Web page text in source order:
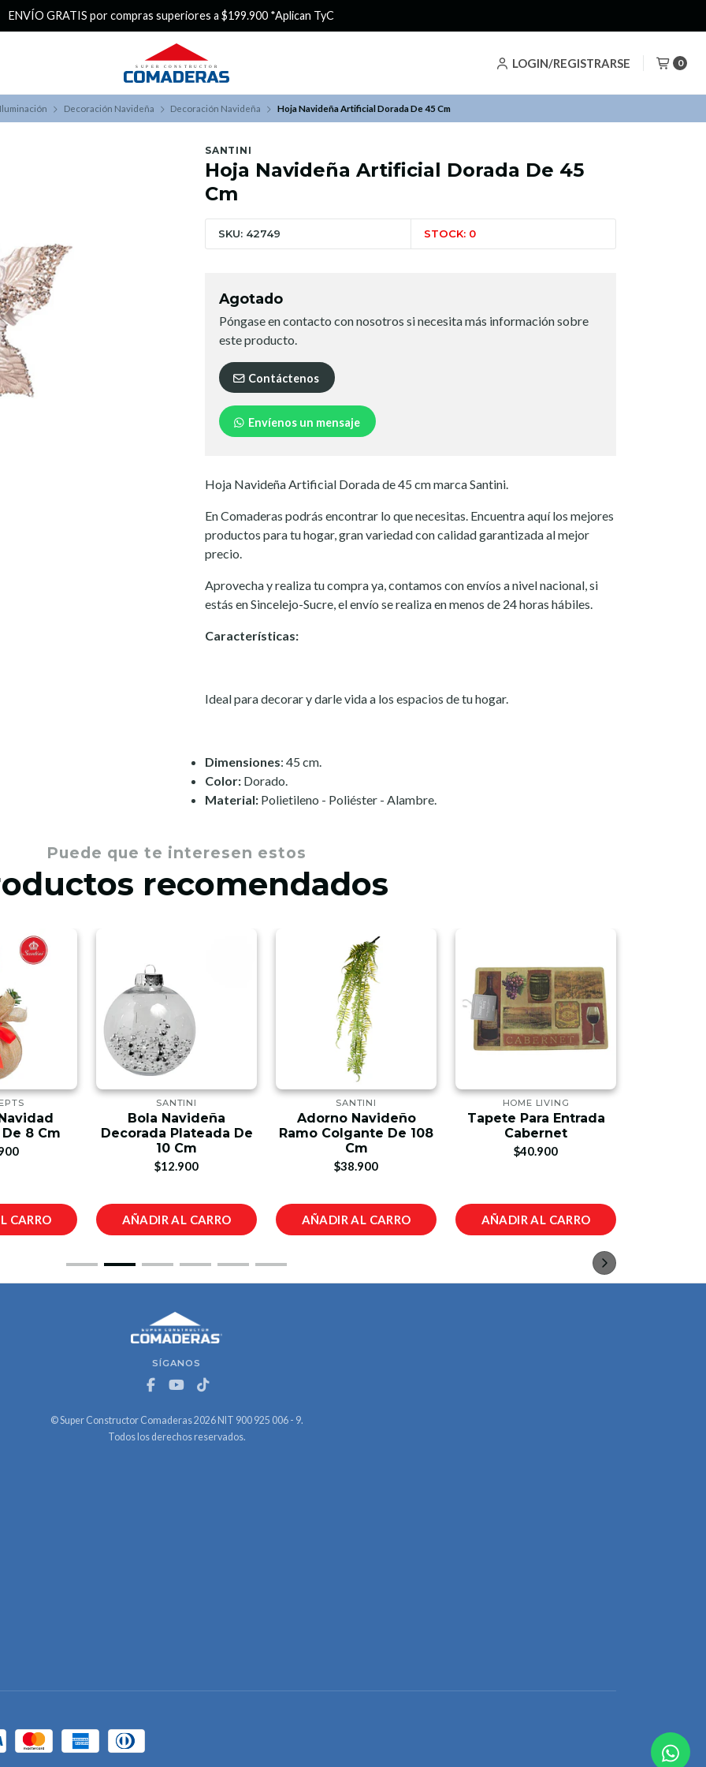
LOGIN/REGISTRARSE 0
¿Buscas Promociones? ¡Aprovecha nuestros Descuentazos!
Decoración Navideña Decoración Navideña Hoja Navideña Artificial Dorada De 45 Cm
SANTINI
Hoja Navideña Artificial Dorada De 45
Cm
SKU: 42749 STOCK: 0
Agotado
Póngase en contacto con nosotros si necesita más información sobre
este producto.
Contáctenos
Envíenos un mensaje
Hoja Navideña Artificial Dorada de 45 cm marca Santini.
En Comaderas podrás encontrar lo que necesitas. Encuentra aquí los mejores
productos para tu hogar, gran variedad con calidad garantizada al mejor
precio.
Aprovecha y realiza tu compra ya, contamos con envíos a nivel nacional, si
estás en Sincelejo-Sucre, el envío se realiza en menos de 24 horas hábiles.
Características:
Ideal para decorar y darle vida a los espacios de tu hogar.
Dimensiones: 45 cm.
Color: Dorado.
Material: Polietileno - Poliéster - Alambre.
Puede que te interesen estos
recomendados
8 Cm
CARRO
SANTINI
Bola Navideña
Decorada Plateada De
10 Cm
$12.900
AÑADIR AL CARRO
SANTINI
Adorno Navideño
Ramo Colgante De 108
Cm
$38.900
AÑADIR AL CARRO
HOME LIVING
Tapete Para Entrada
Cabernet
$40.900
AÑADIR AL CARRO
SÍGANOS
© Super Constructor Comaderas 2026 NIT 900 925 006 - 9.
Todos los derechos reservados.